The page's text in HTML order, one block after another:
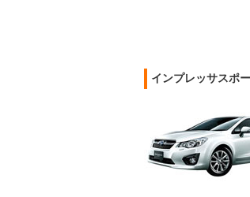
インプレッサスポ